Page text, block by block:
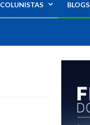
COLUNISTAS BLOGS